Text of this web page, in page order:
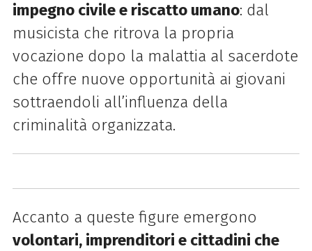
impegno civile e riscatto umano: dal
musicista che ritrova la propria
vocazione dopo la malattia al sacerdote
che offre nuove opportunità ai giovani
sottraendoli all’influenza della
criminalità organizzata.
Accanto a queste figure emergono
volontari, imprenditori e cittadini che